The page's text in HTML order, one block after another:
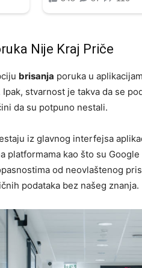
Nije Kraj Priče
brisanja poruka u
stvarnost je takva da se
da su potpuno nestali.
iz glavnog interfejsa
platformama kao što su
od neovlaštenog
podataka bez našeg znanja.